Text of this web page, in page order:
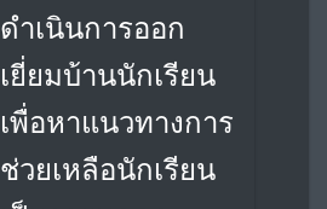
ดำเนินการออก
เยี่ยมบ้านนักเรียน
เพื่อหาแนวทางการ
ช่วยเหลือนักเรียน